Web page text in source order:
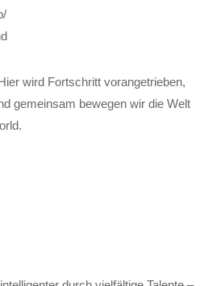
wird Fortschritt vorangetrieben,
gemeinsam bewegen wir die Welt